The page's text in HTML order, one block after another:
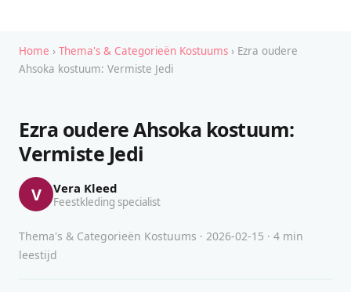
Home › Thema's & Categorieën Kostuums › Ezra oudere
Ahsoka kostuum: Vermiste Jedi
Ezra oudere Ahsoka kostuum:
Vermiste Jedi
V Vera Kleed
Feestkleding specialist
Thema's & Categorieën Kostuums · 2026-02-15 · 4 min
leestijd